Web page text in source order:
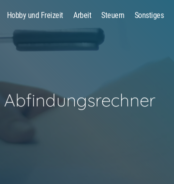
Hobby und Freizeit Arbeit Steuern Sonstiges
Abfindungsrechner